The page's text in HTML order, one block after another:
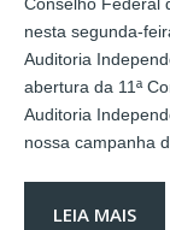
nesta segunda-
Auditoria
abertura da 11ª
Auditoria
nossa campanha
LEIA MAIS